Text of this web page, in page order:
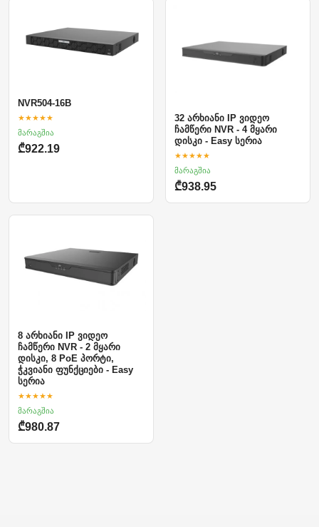
NVR504-16B
★★★★★
მარაგშია
₾922.19
32 არხიანი IP ვიდეო
ჩამწერი NVR - 4 მყარი
დისკი - Easy სერია
★★★★★
მარაგშია
₾938.95
8 არხიანი IP ვიდეო
ჩამწერი NVR - 2 მყარი
დისკი, 8 PoE პორტი,
ჭკვიანი ფუნქციები - Easy
სერია
★★★★★
მარაგშია
₾980.87